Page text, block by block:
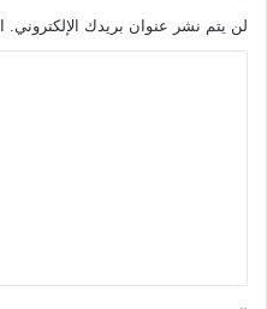
لن يتم نشر عنوان بريدك الإلكتروني.
ق